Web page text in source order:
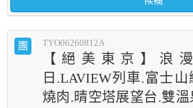
團 TYO06260812A
【絕美東京】浪
日.LAVIEW列車.富士
燒肉.晴空塔展望台.雙溫